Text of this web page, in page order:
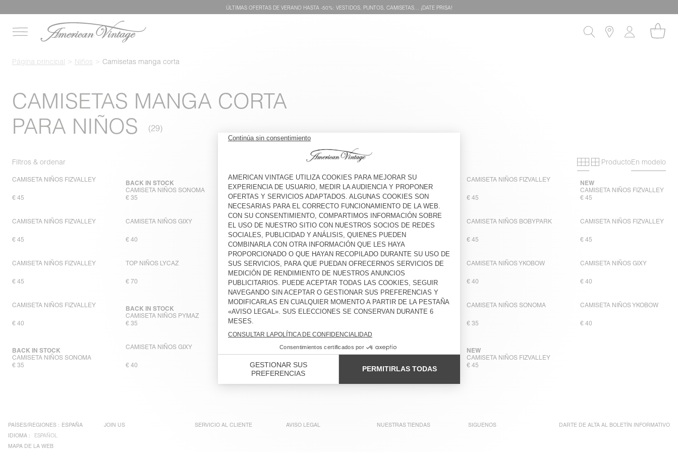
ÚLTIMAS OFERTAS DE VERANO HASTA -50%: VESTIDOS, PUNTOS, CAMISETAS… ¡DATE PRISA!
Página principal Niños Camisetas manga corta
CAMISETAS MANGA CORTA
PARA NIÑOS
Filtros & ordenar Primary grid
Secondary grid
ProductoEn modelo
CAMISETA NIÑOS FIZVALLEY
€ 45
CAMISETA NIÑOS SONOMA
BACK IN STOCK
€ 35
CAMISETA NIÑOS GIXY
€ 40
CAMISETA NIÑOS YKOBOW
BACK IN STOCK
€ 40
CAMISETA NIÑOS FIZVALLEY
€ 45
CAMISETA NIÑOS FIZVALLEY
NEW
€ 45
CAMISETA NIÑOS FIZVALLEY
€ 45
CAMISETA NIÑOS GIXY
€ 40
CAMISETA NIÑOS FIZVALLEY
CAMISETA NIÑOS FIZVALLEY
NEW CAMISETA NIÑOS BOBYPARK
€ 45
CAMISETA NIÑOS FIZVALLEY
€ 45
CAMISETA NIÑOS FIZVALLEY
€ 45
TOP NIÑOS LYCAZ
€ 70
CAMISETA NIÑOS BOBYPARK
€ 45
CAMISETA NIÑOS GIXY
BACK IN STOCK
€ 40
CAMISETA NIÑOS YKOBOW
€ 40
CAMISETA NIÑOS GIXY
€ 40
CAMISETA NIÑOS FIZVALLEY
€ 40
CAMISETA NIÑOS PYMAZ
BACK IN STOCK
€ 35
CAMISETA NIÑOS GIXY
€ 40
CAMISETA NIÑOS FIZVALLEY
BACK IN STOCK CAMISETA NIÑOS SONOMA
€ 35
CAMISETA NIÑOS YKOBOW
€ 40
CAMISETA NIÑOS SONOMA
BACK IN STOCK
€ 35
CAMISETA NIÑOS GIXY
€ 40
BACK IN STOCK
€ 40
CAMISETA NIÑOS FIZVALLEY
€ 45
CAMISETA NIÑOS FIZVALLEY
NEW
€ 45
PAÍSES/REGIONES : ESPAÑA
IDIOMA :
ESPAÑOL
MAPA DE LA WEB
JOIN US SERVICIO AL CLIENTE AVISO LEGAL NUESTRAS TIENDAS SIGUENOS DARTE DE ALTA AL BOLETÍN INFORMATIVO